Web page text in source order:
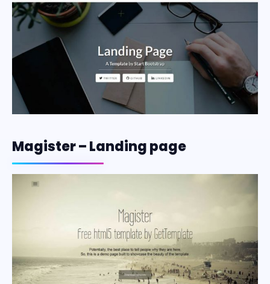
Magister – Landing page